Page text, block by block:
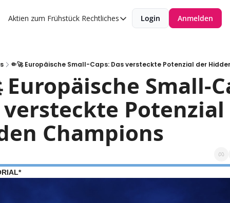
Aktien zum Frühstück Rechtliches
Rechtliches
Impressum
Login Anmelden
🤏🚀 Europäische Small-Caps: Das versteckte Potenzial der
Europäische Small-
versteckte
Champions